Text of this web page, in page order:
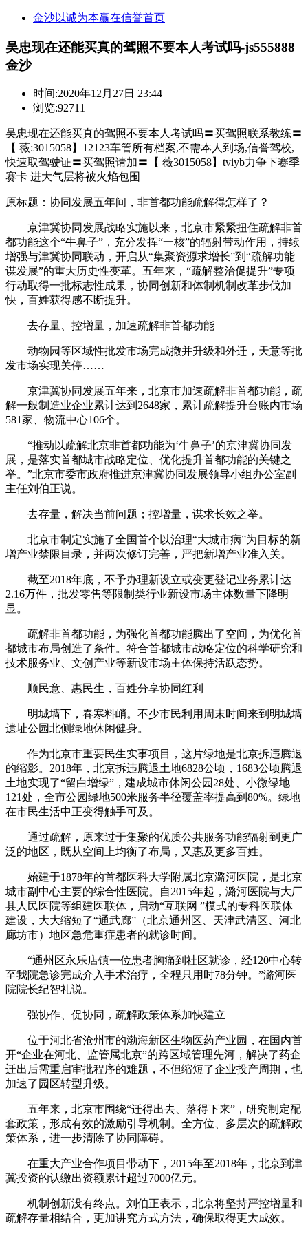
金沙以诚为本赢在信誉首页
吴忠现在还能买真的驾照不要本人考试吗-js555888
金沙
时间:2020年12月27日 23:44
浏览:92711
吴忠现在还能买真的驾照不要本人考试吗〓买驾照联系教练〓
【 薇:3015058】12123车管所有档案,不需本人到场,信誉驾校,
快速取驾驶证〓买驾照请加〓【 薇3015058】tviyb力争下赛季
赛卡 进大气层将被火焰包围
原标题：协同发展五年间，非首都功能疏解得怎样了？
京津冀协同发展战略实施以来，北京市紧紧扭住疏解非首
都功能这个“牛鼻子”，充分发挥“一核”的辐射带动作用，持续
增强与津冀协同联动，开启从“集聚资源求增长”到“疏解功能
谋发展”的重大历史性变革。五年来，“疏解整治促提升”专项
行动取得一批标志性成果，协同创新和体制机制改革步伐加
快，百姓获得感不断提升。
去存量、控增量，加速疏解非首都功能
动物园等区域性批发市场完成撤并升级和外迁，天意等批
发市场实现关停……
京津冀协同发展五年来，北京市加速疏解非首都功能，疏
解一般制造业企业累计达到2648家，累计疏解提升台账内市场
581家、物流中心106个。
“推动以疏解北京非首都功能为‘牛鼻子’的京津冀协同发
展，是落实首都城市战略定位、优化提升首都功能的关键之
举。”北京市委市政府推进京津冀协同发展领导小组办公室副
主任刘伯正说。
去存量，解决当前问题；控增量，谋求长效之举。
北京市制定实施了全国首个以治理“大城市病”为目标的新
增产业禁限目录，并两次修订完善，严把新增产业准入关。
截至2018年底，不予办理新设立或变更登记业务累计达
2.16万件，批发零售等限制类行业新设市场主体数量下降明
显。
疏解非首都功能，为强化首都功能腾出了空间，为优化首
都城市布局创造了条件。符合首都城市战略定位的科学研究和
技术服务业、文创产业等新设市场主体保持活跃态势。
顺民意、惠民生，百姓分享协同红利
明城墙下，春寒料峭。不少市民利用周末时间来到明城墙
遗址公园北侧绿地休闲健身。
作为北京市重要民生实事项目，这片绿地是北京拆违腾退
的缩影。2018年，北京拆违腾退土地6828公顷，1683公顷腾退
土地实现了“留白增绿”，建成城市休闲公园28处、小微绿地
121处，全市公园绿地500米服务半径覆盖率提高到80%。绿地
在市民生活中正变得触手可及。
通过疏解，原来过于集聚的优质公共服务功能辐射到更广
泛的地区，既从空间上均衡了布局，又惠及更多百姓。
始建于1878年的首都医科大学附属北京潞河医院，是北京
城市副中心主要的综合性医院。自2015年起，潞河医院与大厂
县人民医院等组建医联体，启动“互联网 ”模式的专科医联体
建设，大大缩短了“通武廊”（北京通州区、天津武清区、河北
廊坊市）地区急危重症患者的就诊时间。
“通州区永乐店镇一位患者胸痛到社区就诊，经120中心转
至我院急诊完成介入手术治疗，全程只用时78分钟。”潞河医
院院长纪智礼说。
强协作、促协同，疏解政策体系加快建立
位于河北省沧州市的渤海新区生物医药产业园，在国内首
开“企业在河北、监管属北京”的跨区域管理先河，解决了药企
迁出后需重启审批程序的难题，不但缩短了企业投产周期，也
加速了园区转型升级。
五年来，北京市围绕“迁得出去、落得下来”，研究制定配
套政策，形成有效的激励引导机制。全方位、多层次的疏解政
策体系，进一步清除了协同障碍。
在重大产业合作项目带动下，2015年至2018年，北京到津
冀投资的认缴出资额累计超过7000亿元。
机制创新没有终点。刘伯正表示，北京将坚持严控增量和
疏解存量相结合，更加讲究方式方法，确保取得更大成效。